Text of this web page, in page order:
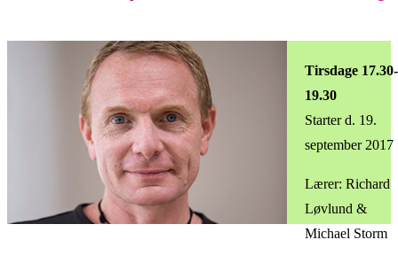
Tirsdage 17.30-
19.30
Starter d. 19.
september 2017
Lærer: Richard
Løvlund &
Michael Storm